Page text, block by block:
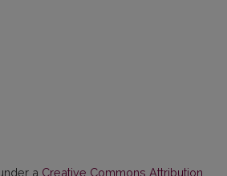
a Creative Commons Attribution